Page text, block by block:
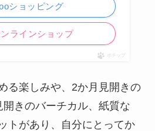
ショッピング
ラインショップ
ポチップ
る楽しみや、2か月見開きの
きのバーチカル、紙質な
トがあり、自分にとってか